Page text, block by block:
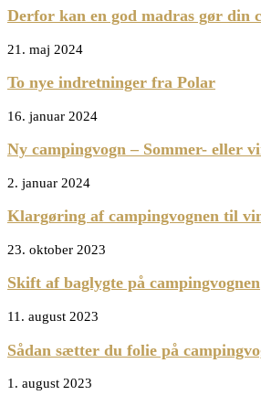
Derfor kan en god madras gør din
21. maj 2024
To nye indretninger fra Polar
16. januar 2024
Ny campingvogn – Sommer- eller
2. januar 2024
Klargøring af campingvognen til
23. oktober 2023
Skift af baglygte på campingvognen
11. august 2023
Sådan sætter du folie på
1. august 2023